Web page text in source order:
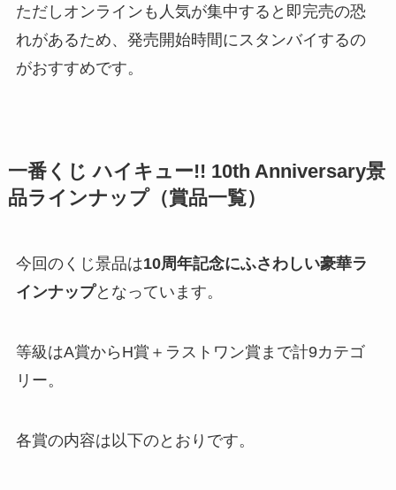
ただしオンラインも人気が集中すると即完売の恐
れがあるため、発売開始時間にスタンバイするの
がおすすめです。
一番くじ ハイキュー!! 10th Anniversary景
品ラインナップ（賞品一覧）
今回のくじ景品は10周年記念にふさわしい豪華ラ
インナップとなっています。
等級はA賞からH賞＋ラストワン賞まで計9カテゴ
リー。
各賞の内容は以下のとおりです。